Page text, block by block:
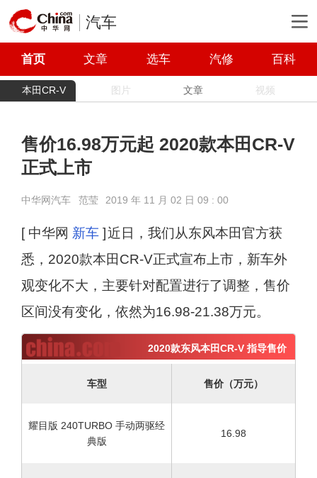
汽车
首页 文章 选车 汽修 百科
本田CR-V 图片 文章 视频
售价16.98万元起 2020款本田CR-V
正式上市
中华网汽车 范莹 2019 年 11 月 02 日 09 : 00
[ 中华网 新车] 近日，我们从东风本田官方获
悉，2020款本田CR-V正式宣布上市，新车外
观变化不大，主要针对配置进行了调整，售价
区间没有变化，依然为16.98-21.38万元。
2020款东风本田CR-V 指导售价
车型 售价（万元）
耀目版 240TURBO 手动两驱经
典版
16.98